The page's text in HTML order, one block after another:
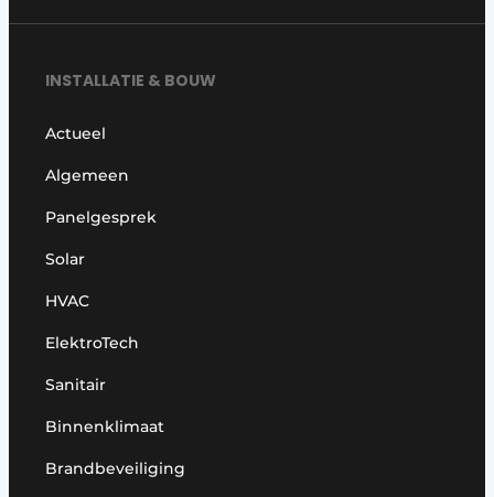
INSTALLATIE & BOUW
Actueel
Algemeen
Panelgesprek
Solar
HVAC
ElektroTech
Sanitair
Binnenklimaat
Brandbeveiliging